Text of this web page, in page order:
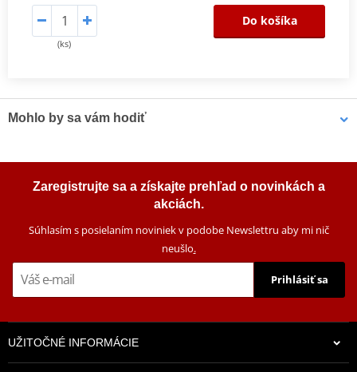
(ks)
Do košíka
Mohlo by sa vám hodiť
Zaregistrujte sa a získajte prehľad o novinkách a
akciách.
Súhlasím s posielaním noviniek v podobe Newslettru aby mi nič
neušlo.
Prihlásiť sa
UŽITOČNÉ INFORMÁCIE